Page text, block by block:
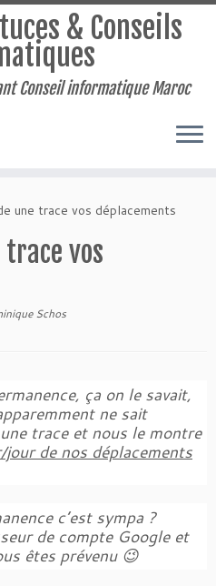
& Conseils
Conseil informatique Maroc
une trace vos déplacements
trace vos
Schos
ça on le savait,
ne sait
trace et nous le montre
de nos déplacements
c’est sympa ?
de compte Google et
êtes prévenu 😉